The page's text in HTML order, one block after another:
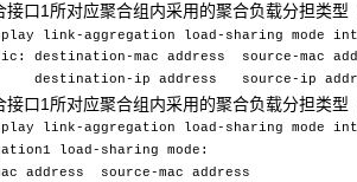
口1所对应聚合组内采用的聚合负载分担类型
link-aggregation load-sharing mode
destination-mac address source-mac
ip address source-ip
口1所对应聚合组内采用的聚合负载分担类型
link-aggregation load-sharing mode
load-sharing mode:
address source-mac address